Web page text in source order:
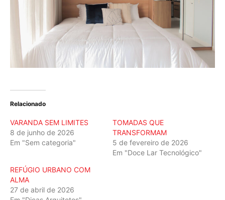
Relacionado
VARANDA SEM LIMITES
8 de junho de 2026
Em "Sem categoria"
TOMADAS QUE
TRANSFORMAM
5 de fevereiro de 2026
Em "Doce Lar Tecnológico"
REFÚGIO URBANO COM
ALMA
27 de abril de 2026